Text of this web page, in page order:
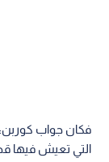
فكان جواب
التي تعيش فيها